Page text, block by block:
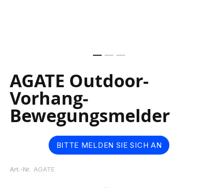
to
the
beginning
of
the
images
AGATE Outdoor-
Vorhang-
Bewegungsmelder
BITTE MELDEN SIE SICH AN
Art.-Nr. AGATE